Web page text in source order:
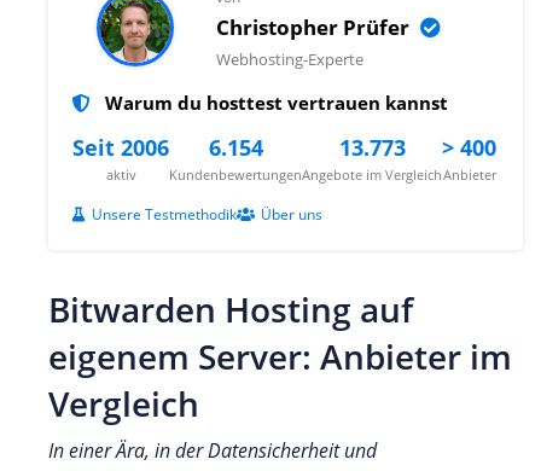
Christopher Prüfer
Webhosting-Experte
Warum du hosttest vertrauen kannst
Seit 2006
aktiv
6.154
Kundenbewertungen
13.773
Angebote im Vergleich
> 400
Anbieter
Unsere Testmethodik Über uns
Bitwarden Hosting auf
eigenem Server: Anbieter im
Vergleich
In einer Ära, in der Datensicherheit und